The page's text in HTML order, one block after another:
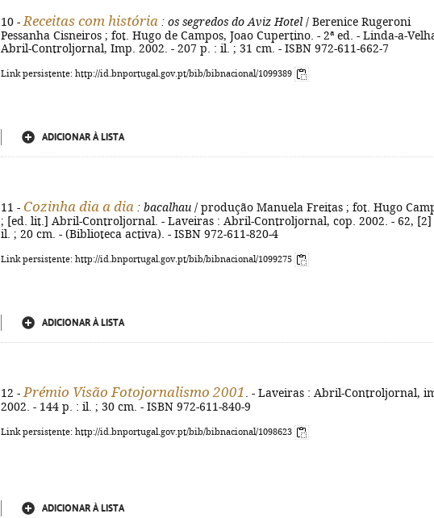
10 - Receitas com história : os segredos do Aviz Hotel / Berenice Rugeroni
Pessanha Cisneiros ; fot. Hugo de Campos, Joao Cupertino. - 2ª ed. - Linda-a-
Abril-Controljornal, Imp. 2002. - 207 p. : il. ; 31 cm. - ISBN 972-611-662-7
Link persistente: http://id.bnportugal.gov.pt/bib/bibnacional/1099389
ADICIONAR À LISTA
11 - Cozinha dia a dia : bacalhau / produção Manuela Freitas ; fot. Hugo
; [ed. lit.] Abril-Controljornal. - Laveiras : Abril-Controljornal, cop. 2002. - 62, [2]
il. ; 20 cm. - (Biblioteca activa). - ISBN 972-611-820-4
Link persistente: http://id.bnportugal.gov.pt/bib/bibnacional/1099275
ADICIONAR À LISTA
12 - Prémio Visão Fotojornalismo 2001
. - Laveiras : Abril-Controljornal,
2002. - 144 p. : il. ; 30 cm. - ISBN 972-611-840-9
Link persistente: http://id.bnportugal.gov.pt/bib/bibnacional/1098623
ADICIONAR À LISTA